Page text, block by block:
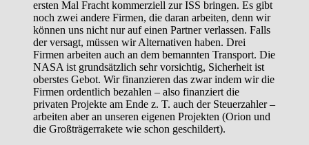
ersten Mal Fracht kommerziell zur ISS bringen. Es gibt
noch zwei andere Firmen, die daran arbeiten, denn wir
können uns nicht nur auf einen Partner verlassen. Falls
der versagt, müssen wir Alternativen haben. Drei
Firmen arbeiten auch an dem bemannten Transport. Die
NASA ist grundsätzlich sehr vorsichtig, Sicherheit ist
oberstes Gebot. Wir finanzieren das zwar indem wir die
Firmen ordentlich bezahlen – also finanziert die
privaten Projekte am Ende z. T. auch der Steuerzahler –
arbeiten aber an unseren eigenen Projekten (Orion und
die Großträgerrakete wie schon geschildert).